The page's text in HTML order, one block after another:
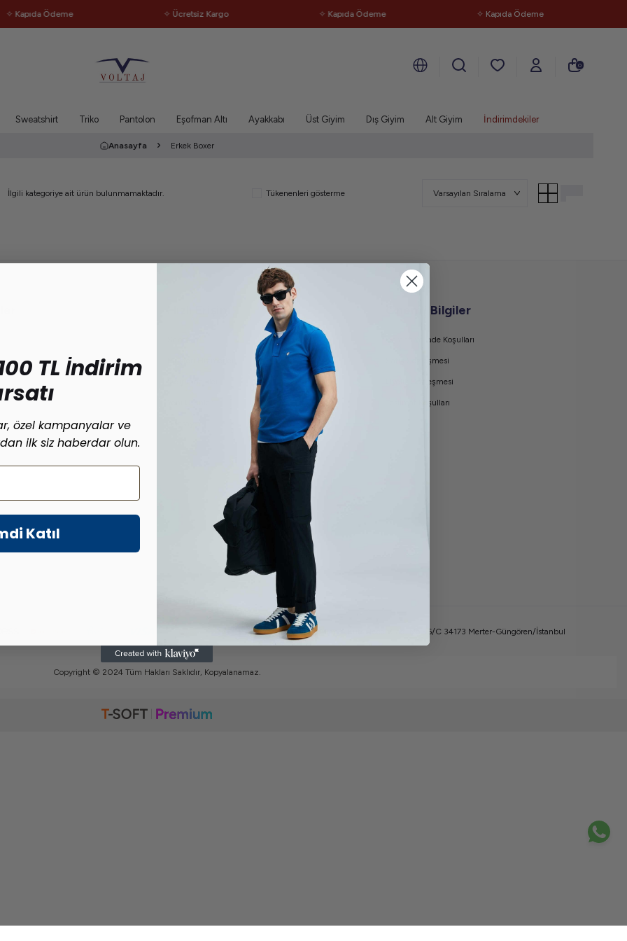
✧ Kapıda Ödeme ✧ Ücretsiz Kargo ✧ Kapıda Ödeme ✧ Kapıda Ödeme
0
Sweatshirt Triko Pantolon Eşofman Altı Ayakkabı Üst Giyim Dış Giyim Alt Giyim İndirimdekiler
Anasayfa Erkek Boxer
İlgili kategoriye ait ürün bulunmamaktadır. Tükenenleri gösterme
Önemli Bilgiler
Garanti ve İade Koşulları
Satış Sözleşmesi
Üyelik Sözleşmesi
Teslimat Koşulları
A.Nafiz Gürman Mah. A.Kutsi Tecer Cad. No:56/C 34173 Merter-Güngören/İstanbul
Copyright © 2024 Tüm Hakları Saklıdır, Kopyalanamaz.
TL İndirim
özel kampanyalar ve
ilk siz haberdar olun.
Katıl